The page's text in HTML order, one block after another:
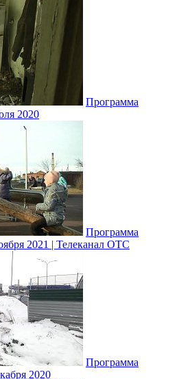
Программа
2020
Программа
2021 | Телеканал ОТС
Программа
2020